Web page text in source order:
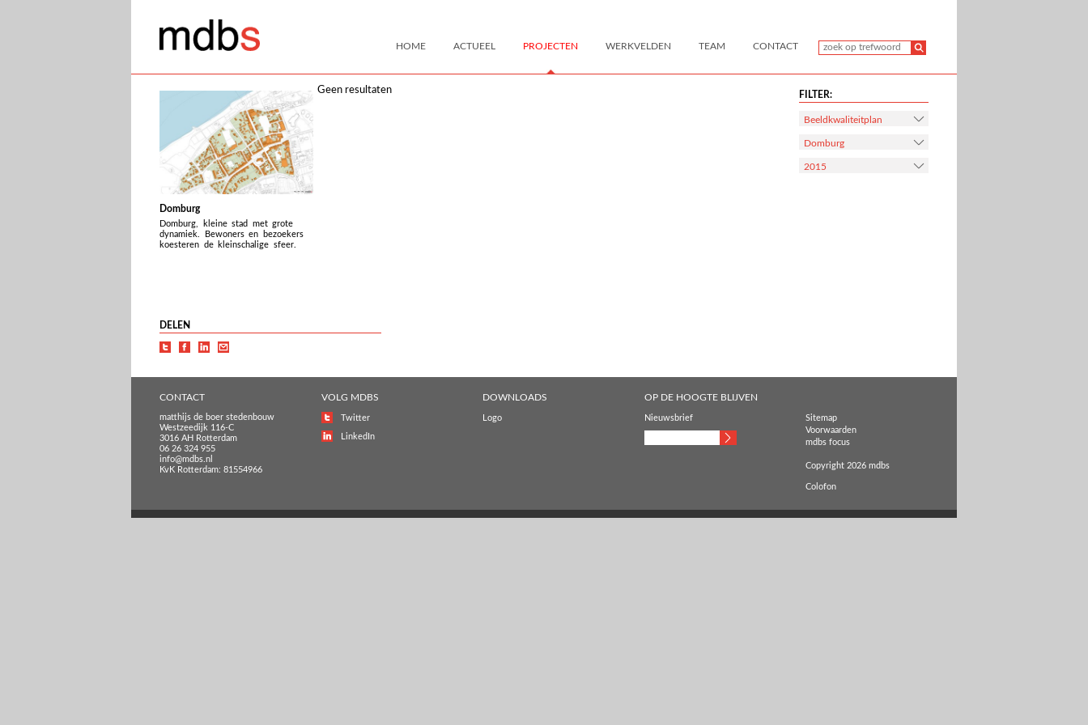
HOME ACTUEEL PROJECTEN WERKVELDEN TEAM CONTACT
Domburg
Domburg, kleine stad met grote
dynamiek. Bewoners en bezoekers
koesteren de kleinschalige sfeer.
Geen resultaten
DELEN
FILTER:
Beeldkwaliteitplan
Domburg
2015
CONTACT
matthijs de boer stedenbouw
Westzeedijk 116-C
3016 AH Rotterdam
06 26 324 955
info@mdbs.nl
KvK Rotterdam: 81554966
VOLG MDBS
Twitter
LinkedIn
DOWNLOADS
Logo
OP DE HOOGTE BLIJVEN
Nieuwsbrief
Sitemap
Voorwaarden
mdbs focus
Copyright 2026 mdbs
Colofon